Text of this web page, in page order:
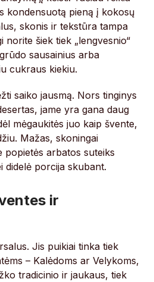
kondensuotą pieną į kokosų
skonis ir tekstūra tampa
norite šiek tiek „lengvesnio“
sausainius arba
cukraus kiekiu.
saiko jausmą. Nors tinginys
jame yra gana daug
mėgaukitės juo kaip švente,
Mažas, skoningai
popietės arbatos suteiks
didelė porcija skubant.
ir
Jis puikiai tinka tiek
– Kalėdoms ar Velykoms,
tradicinio ir jaukaus, tiek